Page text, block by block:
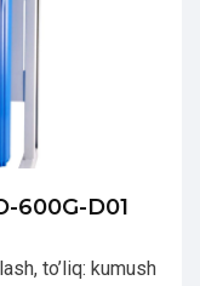
D01
to’liq: kumush